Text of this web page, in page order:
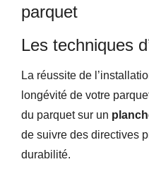
parquet
Les techniques
La réussite de
longévité de votre
du parquet sur un
de suivre des directives
durabilité.